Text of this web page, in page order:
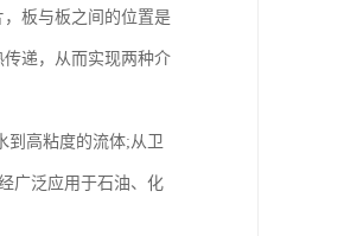
板与板之间的位置是
递，从而实现两种介
到高粘度的流体;从卫
广泛应用于石油、化